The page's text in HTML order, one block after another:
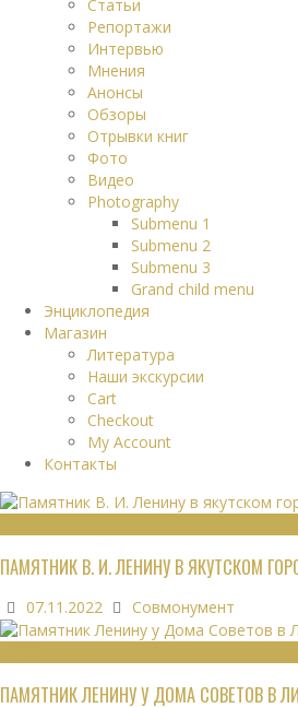
Статьи
Репортажи
Интервью
Мнения
Анонсы
Обзоры
Отрывки книг
Фото
Видео
Photography
Submenu 1
Submenu 2
Submenu 3
Grand child menu
Энциклопедия
Магазин
Литература
Наши экскурсии
Cart
Checkout
My Account
Контакты
ПАМЯТНИК В. И. ЛЕНИНУ В ЯКУТСКОМ
07.11.2022 Совмонумент
ПАМЯТНИК ЛЕНИНУ У ДОМА СОВЕТОВ В